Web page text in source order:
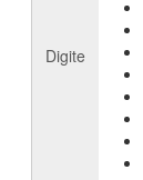
Digite